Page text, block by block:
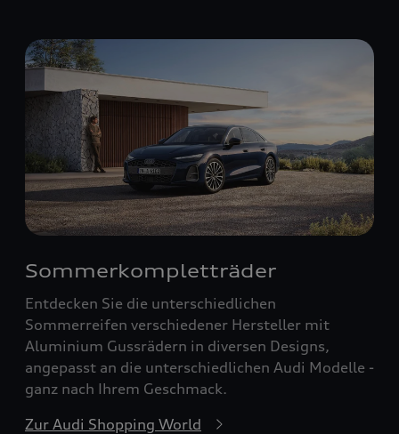
Sommerkompletträder
Entdecken Sie die unterschiedlichen
Sommerreifen verschiedener Hersteller mit
Aluminium Gussrädern in diversen Designs,
angepasst an die unterschiedlichen Audi Modelle -
ganz nach Ihrem Geschmack.
Zur Audi Shopping World